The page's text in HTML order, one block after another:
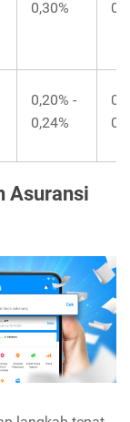
0,30%
0,20% -
0,24%
Asuransi